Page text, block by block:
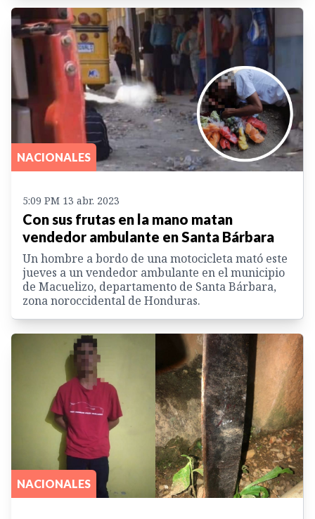
NACIONALES
5:09 PM 13 abr. 2023
Con sus frutas en la mano matan
vendedor ambulante en Santa Bárbara
Un hombre a bordo de una motocicleta mató este
jueves a un vendedor ambulante en el municipio
de Macuelizo, departamento de Santa Bárbara,
zona noroccidental de Honduras.
NACIONALES